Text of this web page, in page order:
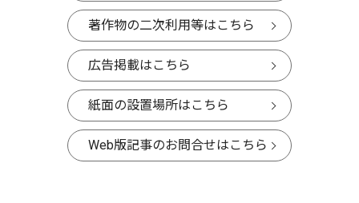
著作物の二次利用等はこちら
広告掲載はこちら
紙面の設置場所はこちら
Web版記事のお問合せはこちら